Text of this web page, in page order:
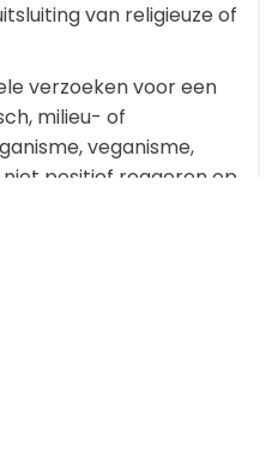
van religieuze of
verzoeken voor een
milieu- of
veganisme,
niet positief reageren op